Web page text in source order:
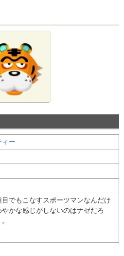
ィー
目でもこなすスポーツマンなんだけ
やかな感じがしないのはナゼだろ